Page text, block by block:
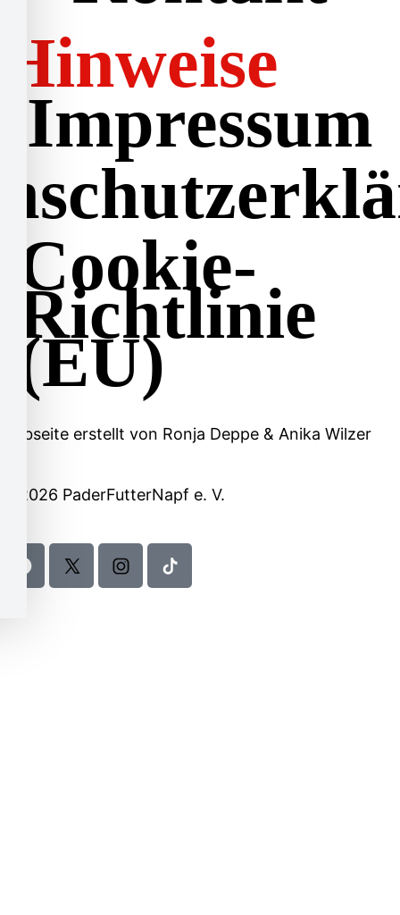
Hinweise
Impressum
Cookie-
Richtlinie
(EU)
Webseite erstellt von Ronja Deppe & Anika Wilzer
© 2026 PaderFutterNapf e. V.